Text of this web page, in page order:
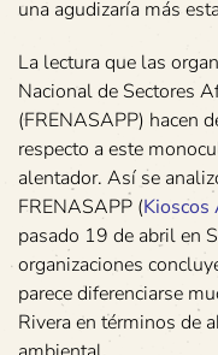
una agudizaría más
La lectura que las
Nacional de Sectores
(FRENASAPP) hacen
respecto a este
alentador. Así se
FRENASAPP (
pasado 19 de abril en
organizaciones
parece diferenciarse
Rivera en términos de